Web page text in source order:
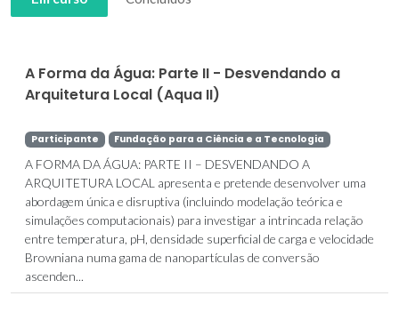
A Forma da Água: Parte II - Desvendando a
Arquitetura Local (Aqua II)
Participante Fundação para a Ciência e a Tecnologia
A FORMA DA ÁGUA: PARTE II – DESVENDANDO A
ARQUITETURA LOCAL apresenta e pretende desenvolver uma
abordagem única e disruptiva (incluindo modelação teórica e
simulações computacionais) para investigar a intrincada relação
entre temperatura, pH, densidade superficial de carga e velocidade
Browniana numa gama de nanopartículas de conversão
ascenden...